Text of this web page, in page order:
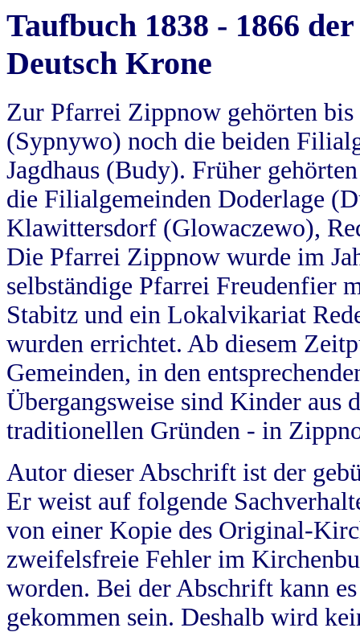
Taufbuch 1838 - 1866
Deutsch Krone
Zur Pfarrei Zippnow gehörten
(Sypnywo) noch die beiden
Jagdhaus (Budy). Früher
die Filialgemeinden Doderlage
Klawittersdorf (Glowaczewo),
Die Pfarrei Zippnow wurde im
selbständige Pfarrei Freudenfier
Stabitz und ein Lokalvikariat
wurden errichtet. Ab diesem
Gemeinden, in den
Übergangsweise sind Kinder aus
traditionellen Gründen - in
Autor dieser Abschrift ist der
Er weist auf folgende
von einer Kopie des Original-
zweifelsfreie Fehler im
worden. Bei der Abschrift kann
gekommen sein. Deshalb wird